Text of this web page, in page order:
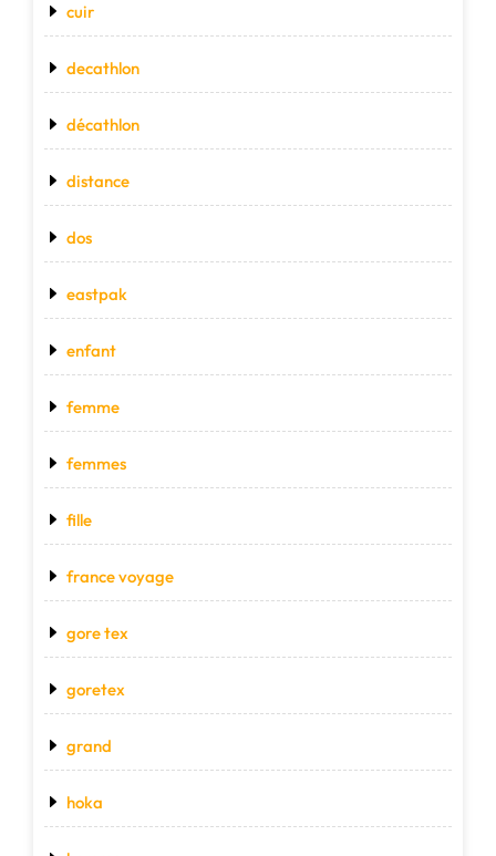
cuir
decathlon
décathlon
distance
dos
eastpak
enfant
femme
femmes
fille
france voyage
gore tex
goretex
grand
hoka